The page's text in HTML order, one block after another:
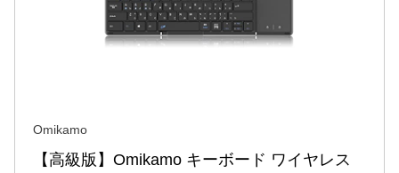
Omikamo
【高級版】Omikamo キーボード ワイヤレス